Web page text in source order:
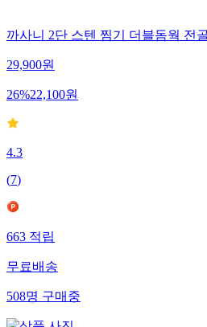
까사니 2단 스텐 찜기 더블돔웍 전
29,900원
26%22,100원
4.3
(7)
663적립
무료배송
508명구매중